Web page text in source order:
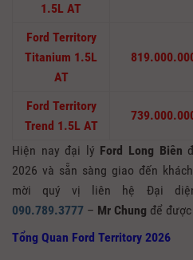
1.5L AT
Ford Territory
Titanium 1.5L
AT
Ford Territory
Trend 1.5L AT
Hiện nay đại lý Ford Long Biên
2026 và sẵn sàng giao đến
mời quý vị liên hệ Đại
090.789.3777 – Mr Chung để
Tổng Quan Ford Territory 2026